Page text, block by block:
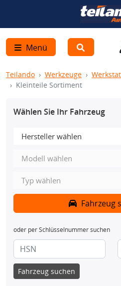
Menü
Teilando Werkzeuge
Kleinteile Sortiment
Wählen Sie Ihr Fahrzeug
Fahrzeug
oder per Schlüsselnummer suchen
Fahrzeug suchen